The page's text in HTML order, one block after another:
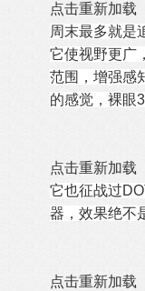
点击重新加载
周末最多就是
它使视野更广
范围，增强感
的感觉，裸眼
点击重新加载
它也征战过
器，效果绝不
点击重新加载